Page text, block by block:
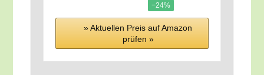
−24%
» Aktu­el­len Preis auf Ama­zon
prü­fen »